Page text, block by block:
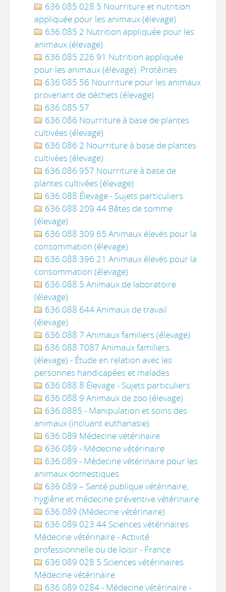
636.085 028 5 Nourriture et nutrition
appliquée pour les animaux (élevage)
636.085 2 Nutrition appliquée pour les
animaux (élevage)
636.085 226 91 Nutrition appliquée
pour les animaux (élevage): Protéines
636.085 56 Nourriture pour les animaux
provenant de déchets (élevage)
636.085 57
636.086 Nourriture à base de plantes
cultivées (élevage)
636.086 2 Nourriture à base de plantes
cultivées (élevage)
636.086 957 Nourriture à base de
plantes cultivées (élevage)
636.088 Élevage - Sujets particuliers
636.088 209 44 Bêtes de somme
(élevage)
636.088 309 65 Animaux élevés pour la
consommation (élevage)
636.088 396 21 Animaux élevés pour la
consommation (élevage)
636.088 5 Animaux de laboratoire
(élevage)
636.088 644 Animaux de travail
(élevage)
636.088 7 Animaux familiers (élevage)
636.088 7087 Animaux familiers
(élevage) - Étude en relation avec les
personnes handicapées et malades
636.088 8 Élevage - Sujets particuliers
636.088 9 Animaux de zoo (élevage)
636.0885 - Manipulation et soins des
animaux (incluant euthanasie)
636.089 Médecine vétérinaire
636.089 - Médecine vétérinaire
636.089 - Médecine vétérinaire pour les
animaux domestiques
636.089 – Santé publique vétérinaire,
hygiène et médecine préventive vétérinaire
636.089 (Médecine vétérinaire)
636.089 023 44 Sciences vétérinaires
Médecine vétérinaire - Activité
professionnelle ou de loisir - France
636.089 028 5 Sciences vétérinaires
Médecine vétérinaire
636.089 0284 - Médecine vétérinaire -